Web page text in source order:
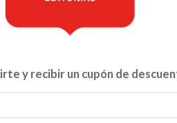
y recibir un cupón de